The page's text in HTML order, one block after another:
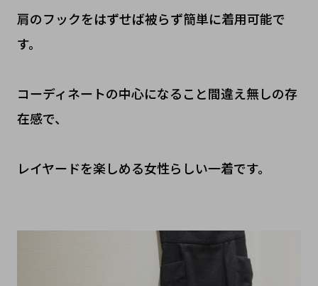
肩のフックをはずせば被らず簡単に着用可能で
す。
コーディネートの中心になること間違え無しの存
在感で、
レイヤードを楽しめる女性らしい一着です。